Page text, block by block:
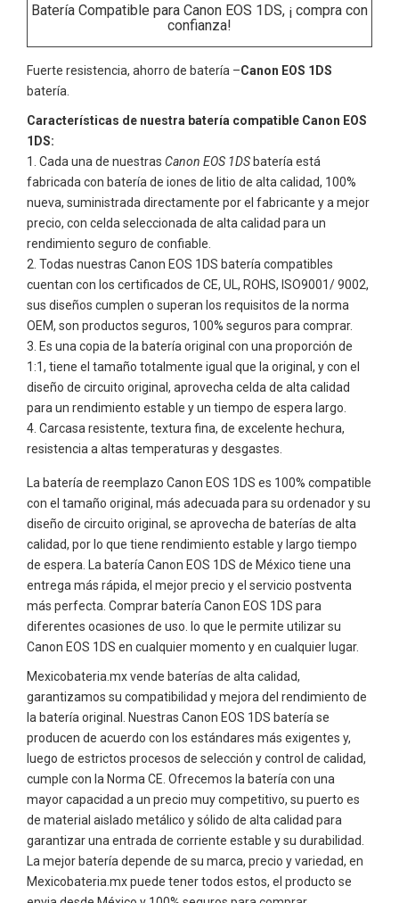
Batería Compatible para Canon EOS 1DS, ¡ compra con
confianza!
Fuerte resistencia, ahorro de batería –Canon EOS 1DS
batería.
Características de nuestra batería compatible Canon EOS
1DS:
Cada una de nuestras Canon EOS 1DS batería está
fabricada con batería de iones de litio de alta calidad, 100%
nueva, suministrada directamente por el fabricante y a mejor
precio, con celda seleccionada de alta calidad para un
rendimiento seguro de confiable.
Todas nuestras Canon EOS 1DS batería compatibles
cuentan con los certificados de CE, UL, ROHS, ISO9001/ 9002,
sus diseños cumplen o superan los requisitos de la norma
OEM, son productos seguros, 100% seguros para comprar.
Es una copia de la batería original con una proporción de
1:1, tiene el tamaño totalmente igual que la original, y con el
diseño de circuito original, aprovecha celda de alta calidad
para un rendimiento estable y un tiempo de espera largo.
Carcasa resistente, textura fina, de excelente hechura,
resistencia a altas temperaturas y desgastes.
La batería de reemplazo Canon EOS 1DS es 100% compatible
con el tamaño original, más adecuada para su ordenador y su
diseño de circuito original, se aprovecha de baterías de alta
calidad, por lo que tiene rendimiento estable y largo tiempo
de espera. La batería Canon EOS 1DS de México tiene una
entrega más rápida, el mejor precio y el servicio postventa
más perfecta. Comprar batería Canon EOS 1DS para
diferentes ocasiones de uso. lo que le permite utilizar su
Canon EOS 1DS en cualquier momento y en cualquier lugar.
Mexicobateria.mx vende baterías de alta calidad,
garantizamos su compatibilidad y mejora del rendimiento de
la batería original. Nuestras Canon EOS 1DS batería se
producen de acuerdo con los estándares más exigentes y,
luego de estrictos procesos de selección y control de calidad,
cumple con la Norma CE. Ofrecemos la batería con una
mayor capacidad a un precio muy competitivo, su puerto es
de material aislado metálico y sólido de alta calidad para
garantizar una entrada de corriente estable y su durabilidad.
La mejor batería depende de su marca, precio y variedad, en
Mexicobateria.mx puede tener todos estos, el producto se